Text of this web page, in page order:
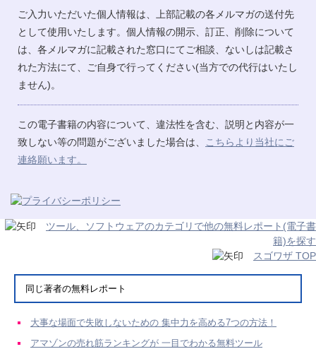
ご入力いただいた個人情報は、上部記載の各メルマガの送付先
として使用いたします。個人情報の開示、訂正、削除について
は、各メルマガに記載された窓口にてご相談、ないしは記載さ
れた方法にて、ご自身で行ってください(当方での代行はいたし
ません)。
この電子書籍の内容について、違法性を含む、説明と内容が一
致しない等の問題がございました場合は、
こちらより当社にご
連絡願います。
ツール、ソフトウェアのカテゴリで他の無料レポート(電子書
籍)を探す
スゴワザ TOP
同じ著者の無料レポート
大事な場面で失敗しないための 集中力を高める7つの方法！
アマゾンの売れ筋ランキングが 一目でわかる無料ツール